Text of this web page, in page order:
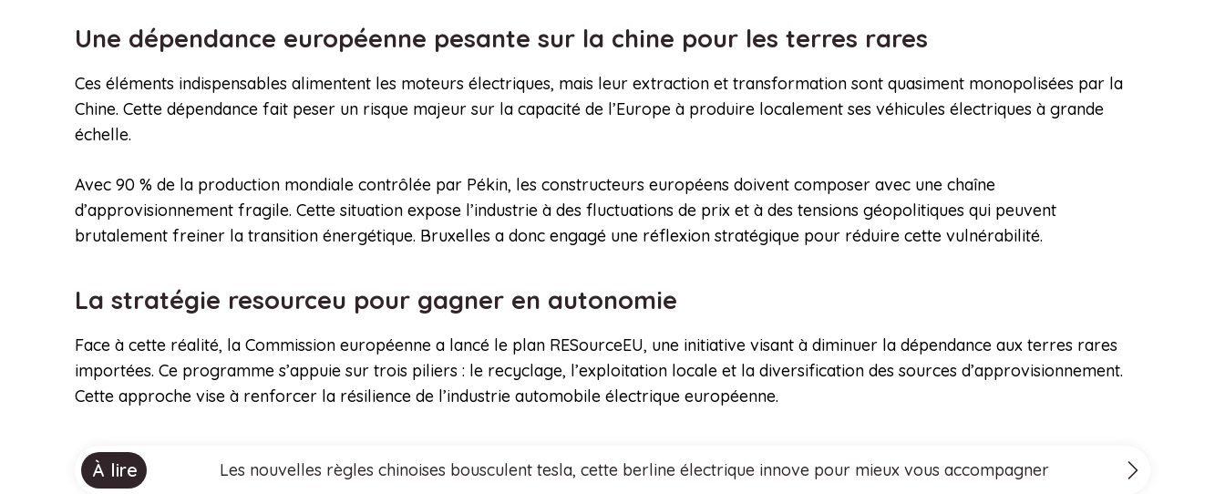
Une dépendance européenne pesante sur la chine pour les terres rares
Ces éléments indispensables alimentent les moteurs électriques, mais leur extraction et transformation sont quasiment monopolisées par la
Chine. Cette dépendance fait peser un risque majeur sur la capacité de l’Europe à produire localement ses véhicules électriques à grande
échelle.
Avec 90 % de la production mondiale contrôlée par Pékin, les constructeurs européens doivent composer avec une chaîne
d’approvisionnement fragile. Cette situation expose l’industrie à des fluctuations de prix et à des tensions géopolitiques qui peuvent
brutalement freiner la transition énergétique. Bruxelles a donc engagé une réflexion stratégique pour réduire cette vulnérabilité.
La stratégie resourceu pour gagner en autonomie
Face à cette réalité, la Commission européenne a lancé le plan RESourceEU, une initiative visant à diminuer la dépendance aux terres rares
importées. Ce programme s’appuie sur trois piliers : le recyclage, l’exploitation locale et la diversification des sources d’approvisionnement.
Cette approche vise à renforcer la résilience de l’industrie automobile électrique européenne.
À lire Les nouvelles règles chinoises bousculent tesla, cette berline électrique innove pour mieux vous accompagner